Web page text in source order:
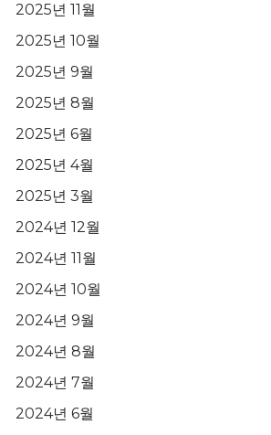
2025년 11월
2025년 10월
2025년 9월
2025년 8월
2025년 6월
2025년 4월
2025년 3월
2024년 12월
2024년 11월
2024년 10월
2024년 9월
2024년 8월
2024년 7월
2024년 6월